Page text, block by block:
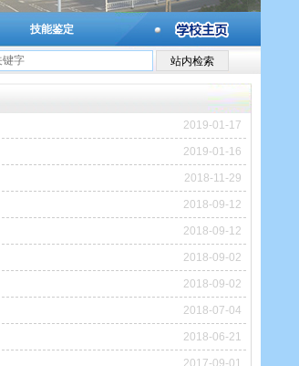
技能鉴定
2019-01-17
2019-01-16
2018-11-29
2018-09-12
2018-09-12
2018-09-02
2018-09-02
2018-07-04
2018-06-21
2017-09-01